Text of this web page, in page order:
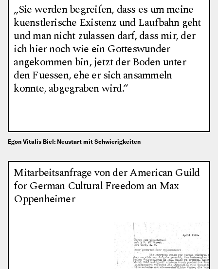
„Sie werden begreifen, dass es um meine
kuenstlerische Existenz und Laufbahn geht
und man nicht zulassen darf, dass mir, der
ich hier noch wie ein Gotteswunder
angekommen bin, jetzt der Boden unter
den Fuessen, ehe er sich ansammeln
konnte, abgegraben wird.“
Egon Vitalis Biel: Neustart mit Schwierigkeiten
Mitarbeitsanfrage von der American Guild
for German Cultural Freedom an Max
Oppenheimer